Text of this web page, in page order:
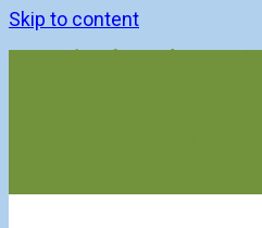
Skip to content